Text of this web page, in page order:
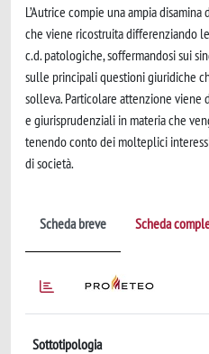
L’Autrice compie una ampia
che viene ricostruita differenziando
c.d. patologiche, soffermandosi sui
sulle principali questioni giuridiche
solleva. Particolare attenzione
e giurisprudenziali in materia che
tenendo conto dei molteplici
di società.
Scheda breve Scheda
Sottotipologia